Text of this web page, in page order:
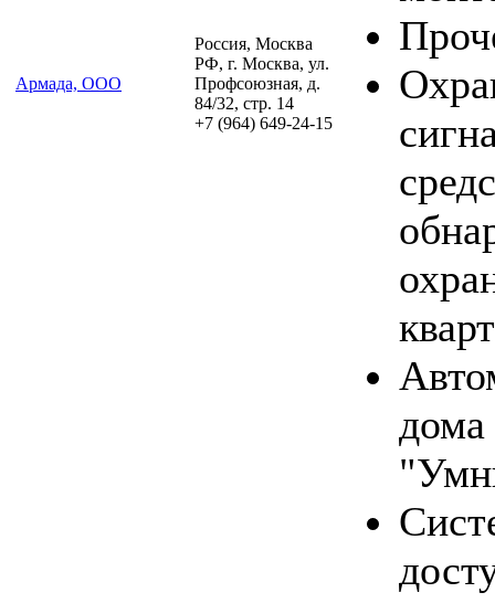
Армада, ООО
Россия, Москва
РФ, г. Москва, ул.
Профсоюзная, д.
84/32, стр. 14
+7 (964) 649-24-15